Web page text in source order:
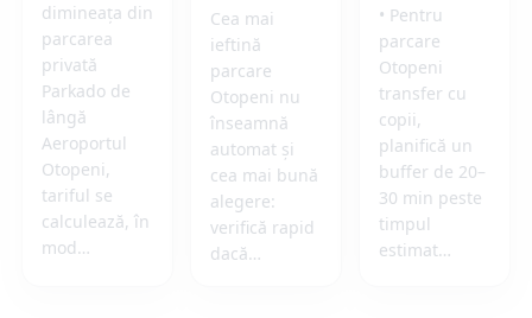
dimineața din
parcarea
privată
Parkado de
lângă
Aeroportul
Otopeni,
tariful se
calculează, în
mod…
Cea mai
ieftină
parcare
Otopeni nu
înseamnă
automat și
cea mai bună
alegere:
verifică rapid
dacă…
• Pentru
parcare
Otopeni
transfer cu
copii,
planifică un
buffer de 20–
30 min peste
timpul
estimat…